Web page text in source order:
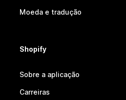
Moeda e tradução
Shopify
Sobre a aplicação
Carreiras